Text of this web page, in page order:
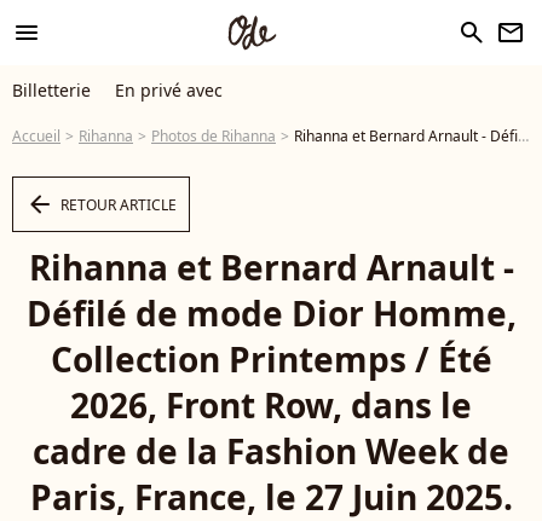
menu search newsletter
Billetterie En privé avec
Accueil Rihanna Photos de Rihanna Rihanna et Bernard Arnault - Défilé de mode Dior Homme, Collection Printemps / Été 2026, Front Row, dans le cadre de la Fashion Week de Paris, France, le 27 Juin 2025. © Olivier Borde / Bertrand Rindoff / Bestimage - Photo
arrow_left RETOUR ARTICLE
Rihanna et Bernard Arnault -
Défilé de mode Dior Homme,
Collection Printemps / Été
2026, Front Row, dans le
cadre de la Fashion Week de
Paris, France, le 27 Juin 2025.